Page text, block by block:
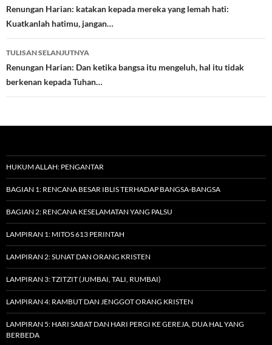
Tulisan
Renungan Harian: katakan kepada mereka yang lemah hati:
Kuatkanlah hatimu, jangan…
TULISAN SELANJUTNYA
Renungan Harian: Dan ketika bangsa itu mengeluh, hal itu tidak
berkenan kepada Tuhan…
HUKUM ALLAH: PENGANTAR
BAGIAN 1: RENCANA BESAR IBLIS TERHADAP BANGSA-BANGSA
BAGIAN 2: RENCANA KESELAMATAN YANG PALSU
LAMPIRAN 1: MITOS 613 PERINTAH
LAMPIRAN 2: SUNAT DAN ORANG KRISTEN
LAMPIRAN 3: TZITZIT (JUMBAI, TALI, RUMBAI)
LAMPIRAN 4: RAMBUT DAN JENGGOT ORANG KRISTEN
LAMPIRAN 5: HARI SABAT DAN HARI PERGI KE GEREJA, DUA HAL YANG
BERBEDA